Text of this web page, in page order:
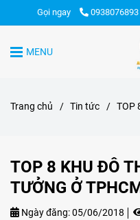
Gọi ngay 0938076893
MENU
Trang chủ / Tin tức / TOP
TOP 8 KHU ĐÔ
TƯỞNG Ở
Ngày đăng:05/06/2018